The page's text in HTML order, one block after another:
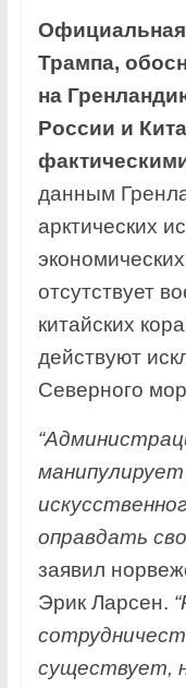
Официальная
Трампа,
на
России и
данным
арктических
отсутствует
китайских
действуют
Северного
оправдать
заявил
Эрик Ларсен.
существует,